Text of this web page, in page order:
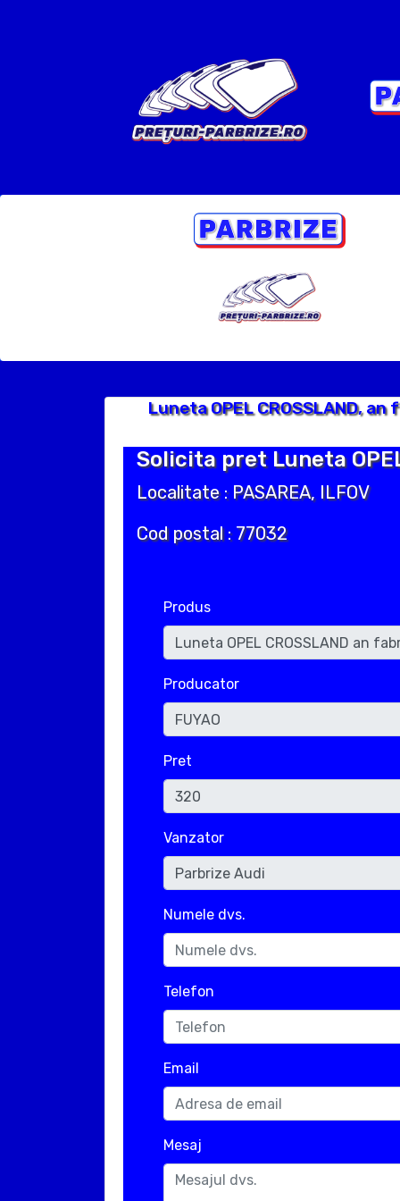
Luneta OPEL CROSSLAND,
Solicita pret Luneta
Localitate : PASAREA, ILFOV
Cod postal : 77032
Produs
Producator
Pret
Vanzator
Numele dvs.
Telefon
Email
Mesaj